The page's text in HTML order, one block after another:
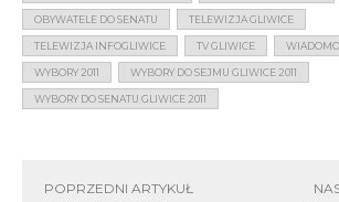
OBYWATELE DO SENATU TELEWIZJA GLIWICE
TELEWIZJA INFOGLIWICE TV GLIWICE
WYBORY 2011 WYBORY DO SEJMU GLIWICE 2011
WYBORY DO SENATU GLIWICE 2011
POPRZEDNI ARTYKUŁ